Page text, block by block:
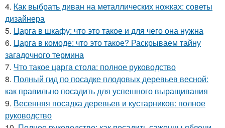
4. Как выбрать диван на металлических ножках: советы
дизайнера
5. Царга в шкафу: что это такое и для чего она нужна
6. Царга в комоде: что это такое? Раскрываем тайну
загадочного термина
7. Что такое царга стола: полное руководство
8. Полный гид по посадке плодовых деревьев весной:
как правильно посадить для успешного выращивания
9. Весенняя посадка деревьев и кустарников: полное
руководство